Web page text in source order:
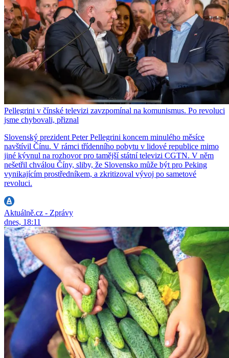
Pellegrini v čínské televizi zavzpomínal na komunismus. Po revoluci
jsme chybovali, přiznal
Slovenský prezident Peter Pellegrini koncem minulého měsíce
navštívil Čínu. V rámci třídenního pobytu v lidové republice mimo
jiné kývnul na rozhovor pro tamější státní televizi CGTN. V něm
nešetřil chválou Číny, sliby, že Slovensko může být pro Peking
vynikajícím prostředníkem, a zkritizoval vývoj po sametové
revoluci.
Aktuálně.cz - Zprávy
dnes, 18:11